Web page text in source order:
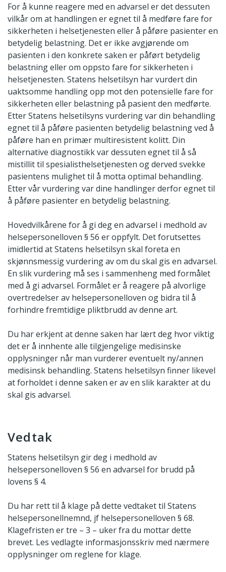
For å kunne reagere med en advarsel er det dessuten
vilkår om at handlingen er egnet til å medføre fare for
sikkerheten i helsetjenesten eller å påføre pasienter en
betydelig belastning. Det er ikke avgjørende om
pasienten i den konkrete saken er påført betydelig
belastning eller om oppsto fare for sikkerheten i
helsetjenesten. Statens helsetilsyn har vurdert din
uaktsomme handling opp mot den potensielle fare for
sikkerheten eller belastning på pasient den medførte.
Etter Statens helsetilsyns vurdering var din behandling
egnet til å påføre pasienten betydelig belastning ved å
påføre han en primær multiresistent kolitt. Din
alternative diagnostikk var dessuten egnet til å så
mistillit til spesialisthelsetjenesten og derved svekke
pasientens mulighet til å motta optimal behandling.
Etter vår vurdering var dine handlinger derfor egnet til
å påføre pasienter en betydelig belastning.
Hovedvilkårene for å gi deg en advarsel i medhold av
helsepersonelloven § 56 er oppfylt. Det forutsettes
imidlertid at Statens helsetilsyn skal foreta en
skjønnsmessig vurdering av om du skal gis en advarsel.
En slik vurdering må ses i sammenheng med formålet
med å gi advarsel. Formålet er å reagere på alvorlige
overtredelser av helsepersonelloven og bidra til å
forhindre fremtidige pliktbrudd av denne art.
Du har erkjent at denne saken har lært deg hvor viktig
det er å innhente alle tilgjengelige medisinske
opplysninger når man vurderer eventuelt ny/annen
medisinsk behandling. Statens helsetilsyn finner likevel
at forholdet i denne saken er av en slik karakter at du
skal gis advarsel.
Vedtak
Statens helsetilsyn gir deg i medhold av
helsepersonelloven § 56 en advarsel for brudd på
lovens § 4.
Du har rett til å klage på dette vedtaket til Statens
helsepersonellnemnd, jf helsepersonelloven § 68.
Klagefristen er tre – 3 – uker fra du mottar dette
brevet. Les vedlagte informasjonsskriv med nærmere
opplysninger om reglene for klage.